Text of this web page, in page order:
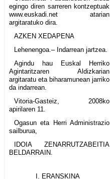
egingo diren sarreren kontzeptuak
www.euskadi.net atarian
argitaratuko dira.
AZKEN XEDAPENA
Lehenengoa.– Indarrean jartzea.
Agindu hau Euskal Herriko
Agintaritzaren Aldizkarian
argitaratu eta biharamunean jarriko
da indarrean.
Vitoria-Gasteiz, 2008ko
apirilaren 11.
Ogasun eta Herri Administrazio
sailburua,
IDOIA ZENARRUTZABEITIA
BELDARRAIN.
I. ERANSKINA